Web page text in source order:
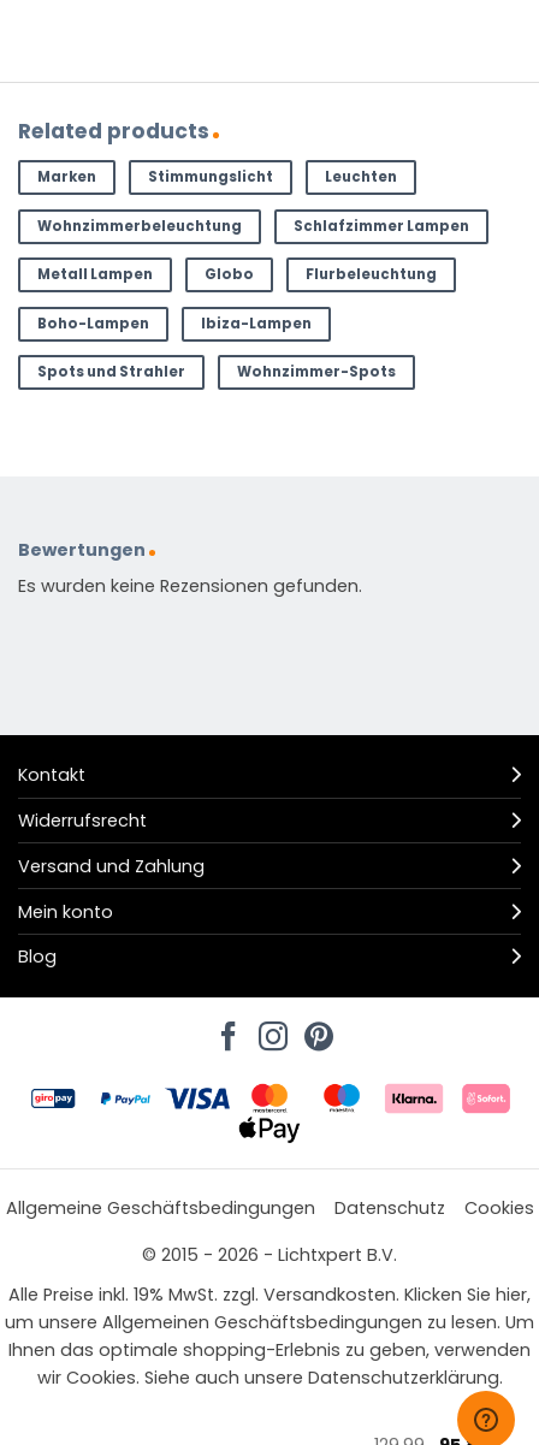
Related products
Marken Stimmungslicht Leuchten
Wohnzimmerbeleuchtung Schlafzimmer Lampen
Metall Lampen Globo Flurbeleuchtung
Boho-Lampen Ibiza-Lampen
Spots und Strahler Wohnzimmer-Spots
Bewertungen
Es wurden keine Rezensionen gefunden.
Kontakt
Widerrufsrecht
Versand und Zahlung
Mein konto
Blog
Allgemeine Geschäftsbedingungen Datenschutz
Cookies
© 2015 - 2026 - Lichtxpert B.V.
Alle Preise inkl. 19% MwSt. zzgl. Versandkosten. Klicken Sie hier,
um unsere Allgemeinen Geschäftsbedingungen zu lesen. Um
Ihnen das optimale shopping-Erlebnis zu geben, verwenden
wir Cookies. Siehe auch unsere Datenschutzerklärung.